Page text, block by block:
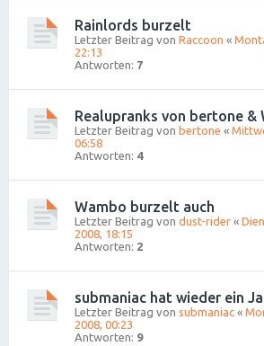
Rainlords burzelt
Letzter Beitrag von Raccoon «
22:13
Antworten: 7
Realupranks von bertone &
Letzter Beitrag von bertone «
06:58
Antworten: 4
Wambo burzelt auch
Letzter Beitrag von dust-rider «
2008, 18:15
Antworten: 2
submaniac hat wieder ein
Letzter Beitrag von submaniac «
2008, 00:23
Antworten: 9